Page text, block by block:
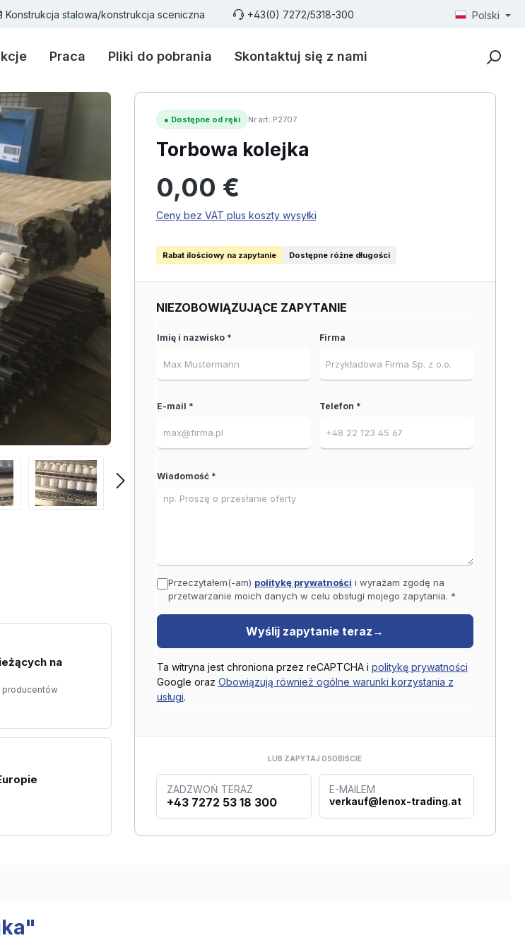
Konstrukcja stalowa/konstrukcja sceniczna +43(0) 7272/5318-300 Polski
Praca Pliki do pobrania Skontaktuj się z nami
● Dostępne od ręki Nr art. P2707
Torbowa kolejka
Cena regularna:
0,00 €
Ceny bez VAT plus koszty wysyłki
Rabat ilościowy na zapytanie Dostępne różne długości
NIEZOBOWIĄZUJĄCE ZAPYTANIE
Imię i nazwisko * Firma
E-mail * Telefon *
Wiadomość *
Przeczytałem(-am) politykę prywatności i wyrażam zgodę na
przetwarzanie moich danych w celu obsługi mojego zapytania. *
Wyślij zapytanie teraz →
Ta witryna jest chroniona przez reCAPTCHA i politykę prywatności
Google oraz Obowiązują również ogólne warunki korzystania z
usługi.
LUB ZAPYTAJ OSOBIŚCIE
ZADZWOŃ TERAZ
+43 7272 53 18 300
E-MAILEM
verkauf@lenox-trading.at
na
producentów